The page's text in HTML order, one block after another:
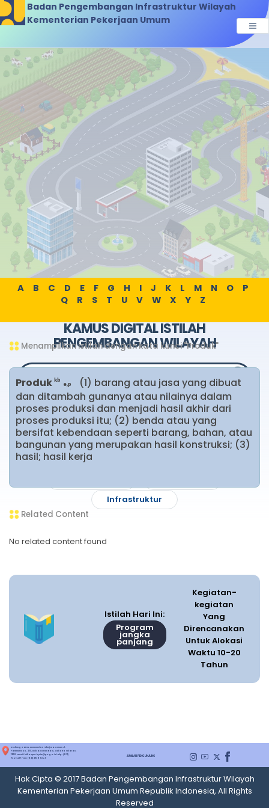
Badan Pengembangan Infrastruktur Wilayah
Kementerian Pekerjaan Umum
KAMUS DIGITAL ISTILAH
PENGEMBANGAN WILAYAH
Pencarian Populer
Pareto optimal
Institutionalization (proses pelembagaan)
Infrastruktur
A B C D E F G H I J K L M N O
P
Q
R S T U V W X Y Z
Menampilkan istilah dengan kata kunci "Produk"
Produk kb
e,p
(1) barang atau jasa yang dibuat
dan ditambah gunanya atau nilainya dalam
proses produksi dan menjadi hasil akhir dari
proses produksi itu; (2) benda atau yang
bersifat kebendaan seperti barang, bahan, atau
bangunan yang merupakan hasil konstruksi; (3)
hasil; hasil kerja
Related Content
No related content found
Istilah Hari Ini:
Program
jangka
panjang
Kegiatan-
kegiatan
Yang
Direncanakan
Untuk Alokasi
Waktu 10-20
Tahun
Gedung G BPIW, Kementerian Pekerjaan Umum Jl.
Pattimura No. 20, Kebayoran Baru, Jakarta Selatan,
12110 Email: hkkompu.bpiw@pu.go.id Telp: (021)
7246487 Fax: (021) 29305345
JUMLAH PENGUNJUNG
Hak Cipta © 2017 Badan Pengembangan Infrastruktur Wilayah
Kementerian Pekerjaan Umum Republik Indonesia, All Rights
Reserved